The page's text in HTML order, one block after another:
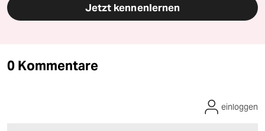
Jetzt kennenlernen
0 Kommentare
einloggen